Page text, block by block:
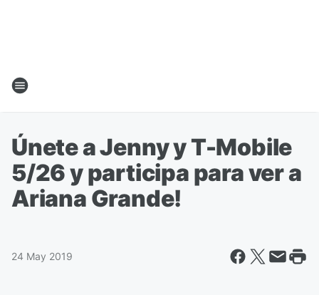
Únete a Jenny y T-Mobile
5/26 y participa para ver a
Ariana Grande!
24 May 2019